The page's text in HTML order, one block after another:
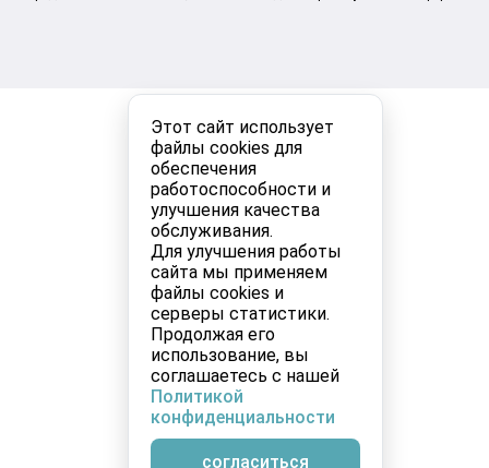
Этот сайт использует
файлы cookies для
обеспечения
работоспособности и
улучшения качества
обслуживания.
Для улучшения работы
сайта мы применяем
файлы cookies и
серверы статистики.
Продолжая его
использование, вы
соглашаетесь с нашей
Политикой
конфиденциальности
согласиться